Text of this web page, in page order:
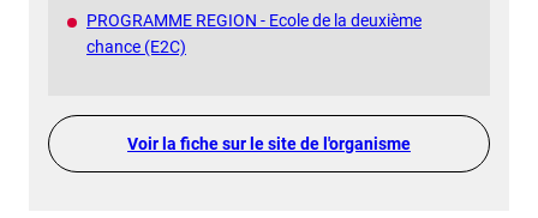
PROGRAMME REGION - Ecole de la deuxième
chance (E2C)
Voir la fiche sur le site de l'organisme